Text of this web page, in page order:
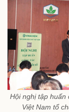
Hội nghị tập huấn
Việt Nam tổ